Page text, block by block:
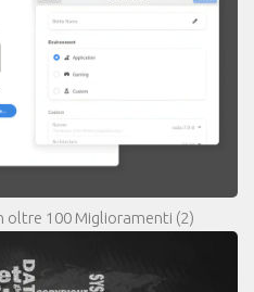
oltre 100 Miglioramenti (2)